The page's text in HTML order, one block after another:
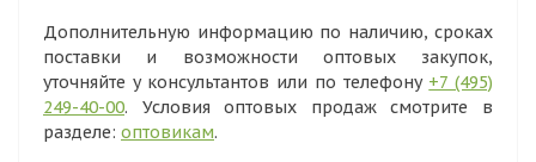
Дополнительную информацию по наличию, сроках
поставки и возможности оптовых закупок,
уточняйте у консультантов или по телефону +7 (495)
249-40-00. Условия оптовых продаж смотрите в
разделе: оптовикам.